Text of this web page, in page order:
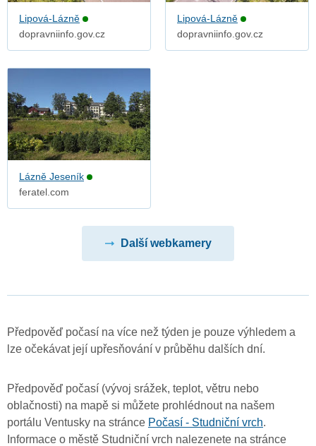
Lipová-Lázně
dopravniinfo.gov.cz
Lipová-Lázně
dopravniinfo.gov.cz
Lázně Jeseník
feratel.com
Další webkamery
Předpověď počasí na více než týden je pouze výhledem a
lze očekávat její upřesňování v průběhu dalších dní.
Předpověď počasí (vývoj srážek, teplot, větru nebo
oblačnosti) na mapě si můžete prohlédnout na našem
portálu Ventusky na stránce Počasí - Studniční vrch.
Informace o městě Studniční vrch nalezenete na stránce